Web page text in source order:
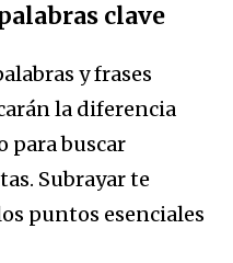
clave
y frases
la diferencia
para buscar
Subrayar te
puntos esenciales